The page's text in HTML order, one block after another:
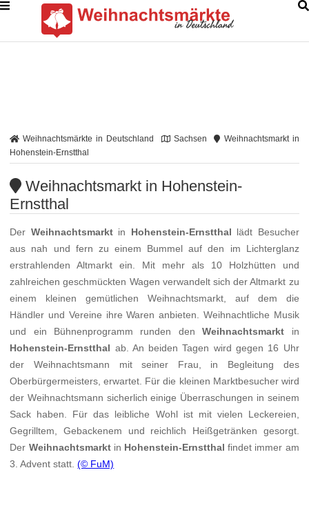
Weihnachtsmärkte in Deutschland Sachsen
Weihnachtsmarkt in
Hohenstein-Ernstthal
Weihnachtsmarkt in Hohenstein-
Ernstthal
Der Weihnachtsmarktin Hohenstein-Ernstthal lädt Besucher
aus nah und fern zu einem Bummel auf den im Lichterglanz
erstrahlenden Altmarkt ein. Mit mehr als 10 Holzhütten und
zahlreichen geschmückten Wagen verwandelt sich der Altmarkt zu
einem kleinen gemütlichen Weihnachtsmarkt, auf dem die
Händler und Vereine ihre Waren anbieten. Weihnachtliche Musik
und ein Bühnenprogramm runden denWeihnachtsmarkt in
Hohenstein-Ernstthal ab. An beiden Tagen wird gegen 16 Uhr
der Weihnachtsmann mit seiner Frau, in Begleitung des
Oberbürgermeisters, erwartet. Für die kleinen Marktbesucher wird
der Weihnachtsmann sicherlich einige Überraschungen in seinem
Sack haben. Für das leibliche Wohl ist mit vielen Leckereien,
Gegrilltem, Gebackenem und reichlich Heißgetränken gesorgt.
Der Weihnachtsmarktin Hohenstein-Ernstthal findet immer am
3. Advent statt.(© FuM)